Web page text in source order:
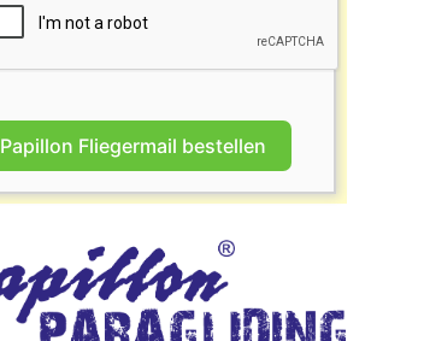
Papillon Fliegermail bestellen